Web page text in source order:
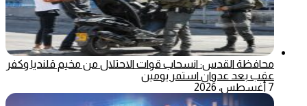
محافظة القدس: انسحاب قوات الاحتلال من مخيم قلنديا وكفر
عقب بعد عدوان استمر يومين
7 أغسطس، 2026